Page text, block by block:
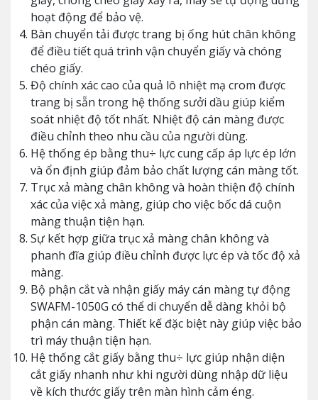
hoạt động để bảo vệ.
Bàn chuyển tải được trang bị ống hút chân không
để điều tiết quá trình vận chuyển giấy và chóng
chéo giấy.
Độ chính xác cao của quả lô nhiệt mạ crom được
trang bị sẵn trong hệ thống sưởi dầu giúp kiểm
soát nhiệt độ tốt nhất. Nhiệt độ cán màng được
điều chỉnh theo nhu cầu của người dùng.
Hệ thống ép bằng thu÷ lực cung cấp áp lực ép lớn
và ổn định giúp đảm bảo chất lượng cán màng tốt.
Trục xả màng chân không và hoàn thiện độ chính
xác của việc xả màng, giúp cho việc bốc dá cuộn
màng thuận tiện hạn.
Sự kết hợp giữa trục xả màng chân không và
phanh đĩa giúp điều chỉnh được lực ép và tốc độ xả
màng.
Bộ phận cắt và nhận giấy máy cán màng tự động
SWAFM-1050G có thể di chuyển dễ dàng khỏi bộ
phận cán màng. Thiết kế đặc biệt này giúp việc bảo
trì máy thuận tiện hạn.
Hệ thống cắt giấy bằng thu÷ lực giúp nhận diện
cắt giấy nhanh như khi người dùng nhập dữ liệu
về kích thước giấy trên màn hình cảm éng.